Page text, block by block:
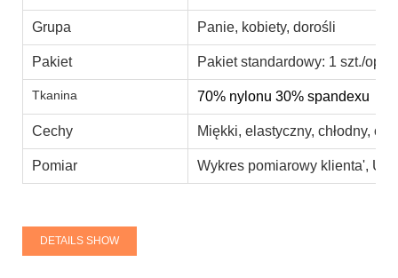
Grupa Panie, kobiety, dorośli
Pakiet Pakiet standardowy: 1 szt./opp
Tkanina 70% nylonu 30% spandexu
Cechy Miękki, elastyczny, chłodny,
Pomiar Wykres pomiarowy klienta',
DETAILS SHOW